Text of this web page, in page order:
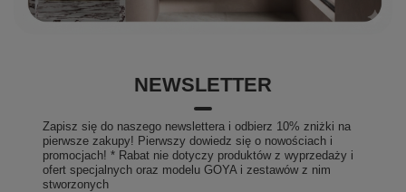
NEWSLETTER
Zapisz się do naszego newslettera i odbierz 10% zniżki na
pierwsze zakupy! Pierwszy dowiedz się o nowościach i
promocjach! * Rabat nie dotyczy produktów z wyprzedaży i
ofert specjalnych oraz modelu GOYA i zestawów z nim
stworzonych